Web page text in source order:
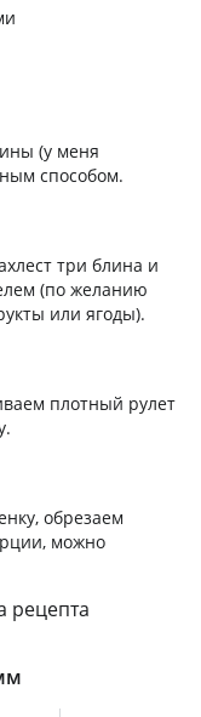
(у меня
способом.
три блина и
(по желанию
или ягоды).
плотный рулет
обрезаем
можно
рецепта